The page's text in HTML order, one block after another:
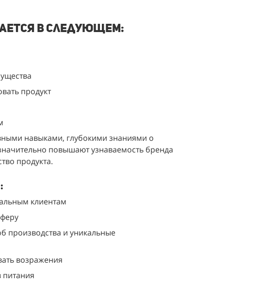
в следующем:
продукт
навыками, глубокими знаниями о
повышают узнаваемость бренда
продукта.
клиентам
производства и уникальные
возражения
питания